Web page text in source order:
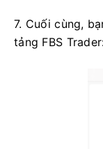
7. Cuối cùng,
tảng FBS